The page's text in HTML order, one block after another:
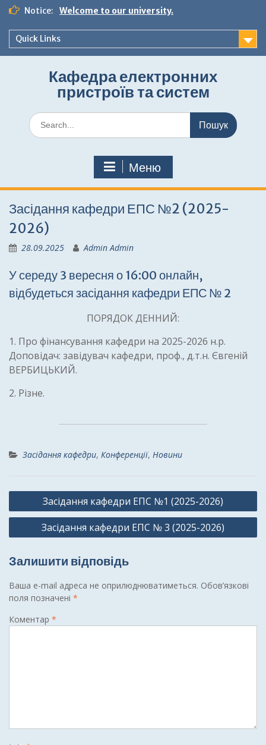
Перейти
вмісту
Notice: Welcome to our university.
Quick Links
Кафедра електронних
пристроїв та систем
Шукати:
Меню
Засідання кафедри ЕПС №2 (2025-
2026)
28.09.2025 Admin Admin
У середу 3 вересня о 16:00 онлайн,
відбудеться засідання кафедри ЕПС № 2
ПОРЯДОК ДЕННИЙ:
1. Про фінансування кафедри на 2025-2026 н.р.
Доповідач: завідувач кафедри, проф., д.т.н. Євгеній
ВЕРБИЦЬКИЙ.
2. Різне.
Засідання кафедри, Конференції, Новини
Навігація
записів
Засідання кафедри ЕПС №1 (2025-2026)
Засідання кафедри ЕПС № 3 (2025-2026)
Залишити відповідь
Ваша e-mail адреса не оприлюднюватиметься. Обов’язкові
поля позначені *
Коментар *